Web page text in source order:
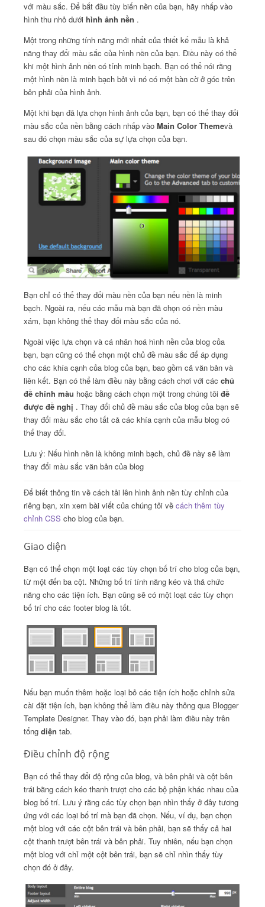
với màu sắc. Để bắt đầu tùy biến nền của bạn, hãy nhấp vào
hình thu nhỏ dưới hình ảnh nền .
Một trong những tính năng mới nhất của thiết kế mẫu là khả
năng thay đổi màu sắc của hình nền của bạn. Điều này có thể
khi một hình ảnh nền có tính minh bạch. Bạn có thể nói rằng
một hình nền là minh bạch bởi vì nó có một bàn cờ ở góc trên
bên phải của hình ảnh.
Một khi bạn đã lựa chọn hình ảnh của bạn, bạn có thể thay đổi
màu sắc của nền bằng cách nhấp vào Main Color Themevà
sau đó chọn màu sắc của sự lựa chọn của bạn.
Bạn chỉ có thể thay đổi màu nền của bạn nếu nền là minh
bạch. Ngoài ra, nếu các mẫu mà bạn đã chọn có nền màu
xám, bạn không thể thay đổi màu sắc của nó.
Ngoài việc lựa chọn và cá nhân hoá hình nền của blog của
bạn, bạn cũng có thể chọn một chủ đề màu sắc để áp dụng
cho các khía cạnh của blog của bạn, bao gồm cả văn bản và
liên kết. Bạn có thể làm điều này bằng cách chơi với các chủ
đề chính màu hoặc bằng cách chọn một trong chúng tôi đề
được đề nghị . Thay đổi chủ đề màu sắc của blog của bạn sẽ
thay đổi màu sắc cho tất cả các khía cạnh của mẫu blog có
thể thay đổi.
Lưu ý: Nếu hình nền là không minh bạch, chủ đề này sẽ làm
thay đổi màu sắc văn bản của blog
Để biết thông tin về cách tải lên hình ảnh nền tùy chỉnh của
riêng bạn, xin xem bài viết của chúng tôi về cách thêm tùy
chỉnh CSS cho blog của bạn.
Giao diện
Bạn có thể chọn một loạt các tùy chọn bố trí cho blog của bạn,
từ một đến ba cột. Những bố trí tính năng kéo và thả chức
năng cho các tiện ích. Bạn cũng sẽ có một loạt các tùy chọn
bố trí cho các footer blog là tốt.
Nếu bạn muốn thêm hoặc loại bỏ các tiện ích hoặc chỉnh sửa
cài đặt tiện ích, bạn không thể làm điều này thông qua Blogger
Template Designer. Thay vào đó, bạn phải làm điều này trên
tổng diện tab.
Điều chỉnh độ rộng
Bạn có thể thay đổi độ rộng của blog, và bên phải và cột bên
trái bằng cách kéo thanh trượt cho các bộ phận khác nhau của
blog bố trí. Lưu ý rằng các tùy chọn bạn nhìn thấy ở đây tương
ứng với các loại bố trí mà bạn đã chọn. Nếu, ví dụ, bạn chọn
một blog với các cột bên trái và bên phải, bạn sẽ thấy cả hai
cột thanh trượt bên trái và bên phải. Tuy nhiên, nếu bạn chọn
một blog với chỉ một cột bên trái, bạn sẽ chỉ nhìn thấy tùy
chọn đó ở đây.